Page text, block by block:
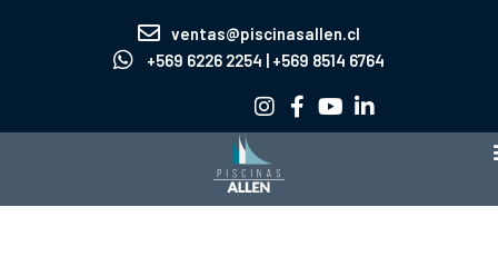
ventas@piscinasallen.cl
+569 6226 2254 | +569 8514 6764